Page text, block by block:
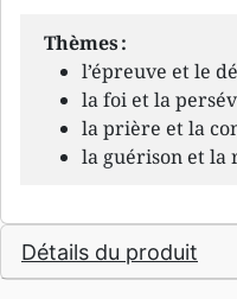
Thèmes :
l’épreuve et le
la foi et la
la prière et la
la guérison et la
Détails du produit